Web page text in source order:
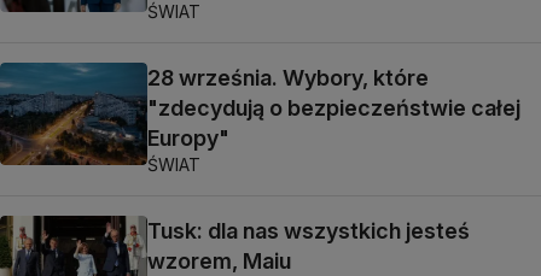
ŚWIAT
28 września. Wybory, które
"zdecydują o bezpieczeństwie całej
Europy"
ŚWIAT
Tusk: dla nas wszystkich jesteś
wzorem, Maiu